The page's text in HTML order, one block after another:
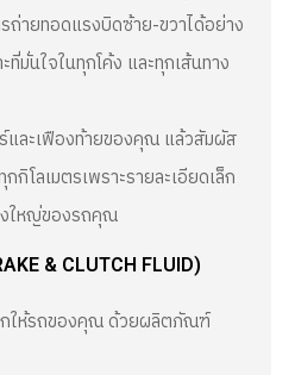
ถ่ายทอดแรงบิดซ้าย-ขวาได้อย่าง
ที่มั่นใจในทุกโค้ง และทุกเส้นทาง
และเฟืองท้ายของคุณ แล้วสัมผัส
กิโลเมตรเพราะรายละเอียดเล็ก
งใหญ่ของรถคุณ
& CLUTCH FLUID)
กให้รถของคุณ ด้วยผลิตภัณฑ์